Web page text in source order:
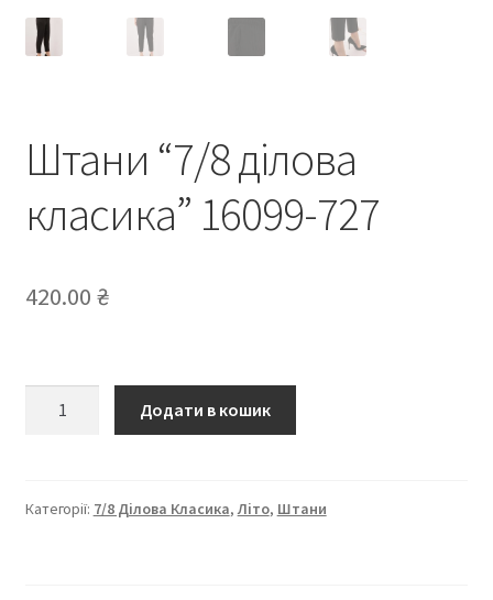
Штани “7/8 ділова
класика” 16099-727
420.00 ₴
16099-
Додати в кошик
Категорії: 7/8 Ділова Класика,Літо, Штани